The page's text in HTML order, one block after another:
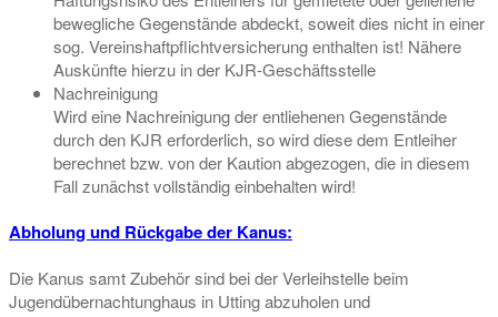
bewegliche Gegenstände abdeckt, soweit dies nicht in einer
sog. Vereinshaftpflichtversicherung enthalten ist! Nähere
Auskünfte hierzu in der KJR-Geschäftsstelle
Nachreinigung
Wird eine Nachreinigung der entliehenen Gegenstände
durch den KJR erforderlich, so wird diese dem Entleiher
berechnet bzw. von der Kaution abgezogen, die in diesem
Fall zunächst vollständig einbehalten wird!
Abholung und Rückgabe der Kanus:
Die Kanus samt Zubehör sind bei der Verleihstelle beim
Jugendübernachtunghaus in Utting abzuholen und